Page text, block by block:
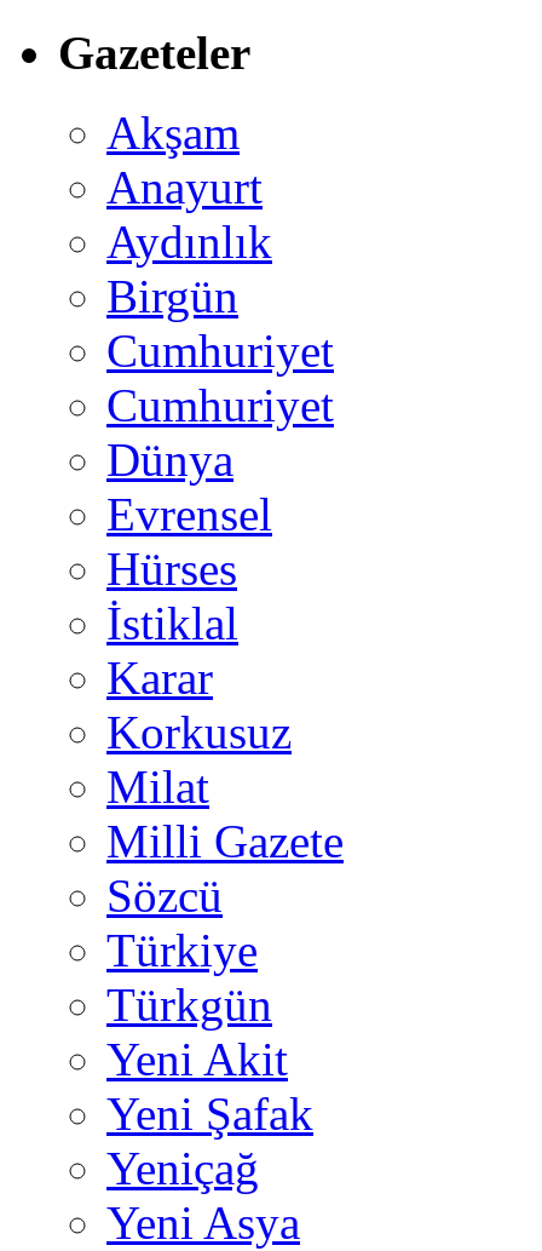
Gazeteler
Akşam
Anayurt
Aydınlık
Birgün
Cumhuriyet
Cumhuriyet
Dünya
Evrensel
Hürses
İstiklal
Karar
Korkusuz
Milat
Milli Gazete
Sözcü
Türkiye
Türkgün
Yeni Akit
Yeni Şafak
Yeniçağ
Yeni Asya